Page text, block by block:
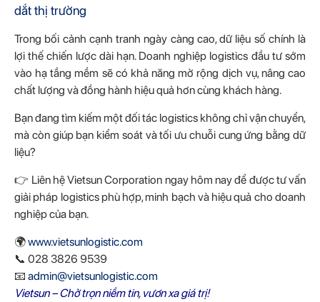
dắt thị trường
Trong bối cảnh cạnh tranh ngày càng cao, dữ liệu số chính là
lợi thế chiến lược dài hạn. Doanh nghiệp logistics đầu tư sớm
vào hạ tầng mềm sẽ có khả năng mở rộng dịch vụ, nâng cao
chất lượng và đồng hành hiệu quả hơn cùng khách hàng.
Bạn đang tìm kiếm một đối tác logistics không chỉ vận chuyển,
mà còn giúp bạn kiểm soát và tối ưu chuỗi cung ứng bằng dữ
liệu?
👉 Liên hệ Vietsun Corporation ngay hôm nay để được tư vấn
giải pháp logistics phù hợp, minh bạch và hiệu quả cho doanh
nghiệp của bạn.
🌍www.vietsunlogistic.com
📞 028 3826 9539
📧 admin@vietsunlogistic.com
Vietsun – Chở trọn niềm tin, vươn xa giá trị!